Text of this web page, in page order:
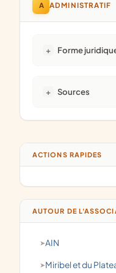
A ADMINISTRATIF
Forme
Sources
ACTIONS RAPIDES
AUTOUR DE
AIN
Miribel et du